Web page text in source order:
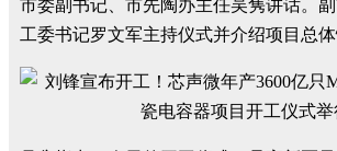
市委副书记、市先陶办主任吴隽讲话。
工委书记罗文军主持仪式并介绍项目总体